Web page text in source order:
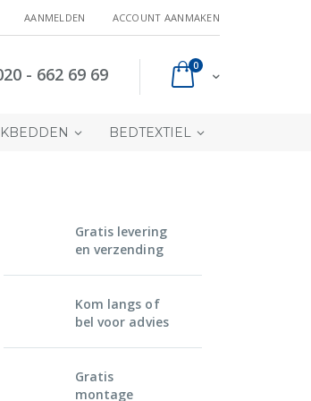
AANMELDEN ACCOUNT AANMAKEN
Cart
0producten
- 662 69 69
BEDTEXTIEL
Gratis levering
en verzending
Kom langs of
bel voor advies
Gratis
montage